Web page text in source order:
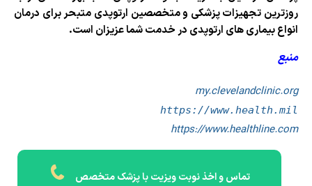
روزترین تجهیزات پزشکی و متخصصین ارتوپدی متبحر برای درمان
انواع بیماری های ارتوپدی در خدمت شما عزیزان است.
منبع
my.clevelandclinic.org
https://www.health.mil
https://www.healthline.com
تماس و اخذ نوبت ویزیت با پزشک متخصص